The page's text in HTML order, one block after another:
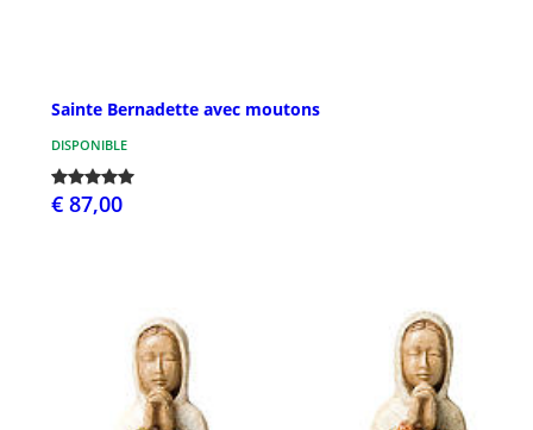
Sainte Bernadette avec moutons
DISPONIBLE
€ 87,00